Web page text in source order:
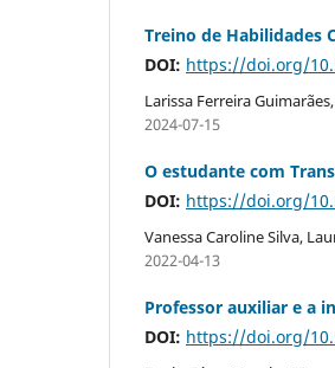
Treino de Habilidades
DOI: https://doi.org/
Larissa Ferreira
2024-07-15
O estudante com
DOI: https://doi.org/
Vanessa Caroline Silva,
2022-04-13
Professor auxiliar e a
DOI: https://doi.org/